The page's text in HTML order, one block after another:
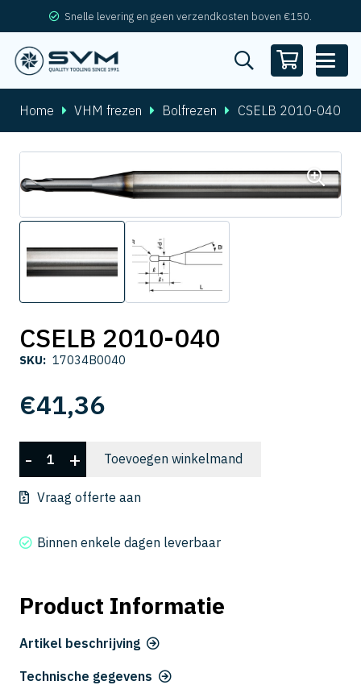
Snelle levering en geen verzendkosten boven €150.
Home VHM frezen Bolfrezen CSELB 2010-040
CSELB 2010-040
SKU: 17034B0040
€41,36
CSELB
2010-
040
- + Toevoegen winkelmand
Vraag offerte aan
Binnen enkele dagen leverbaar
Product Informatie
Artikel beschrijving
Technische gegevens